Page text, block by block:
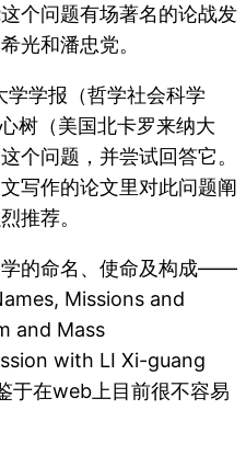
个问题有场著名的论战发
光和潘忠党。
学报（哲学社会科学
树（美国北卡罗来纳大
个问题，并尝试回答它。
写作的论文里对此问题阐
推荐。
学的命名、使命及构成——
Missions and
and Mass
with LI Xi-guang
于在web上目前很不容易